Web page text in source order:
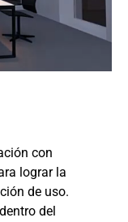
con
lograr la
de uso.
del